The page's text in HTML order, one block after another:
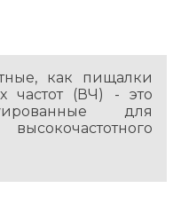
как пищалки
частот (ВЧ) - это
для